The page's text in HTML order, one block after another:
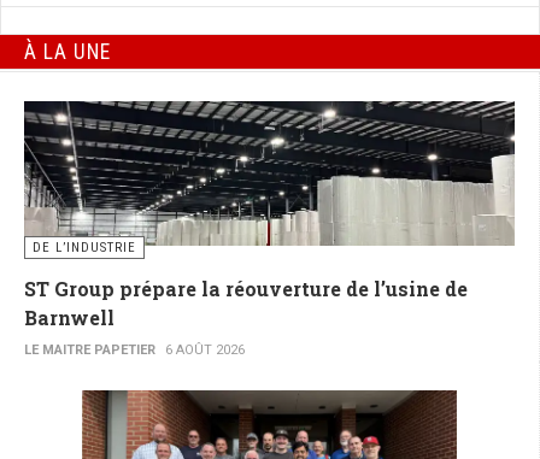
À LA UNE
DE L’INDUSTRIE
ST Group prépare la réouverture de l’usine de
Barnwell
LE MAITRE PAPETIER 6 AOÛT 2026